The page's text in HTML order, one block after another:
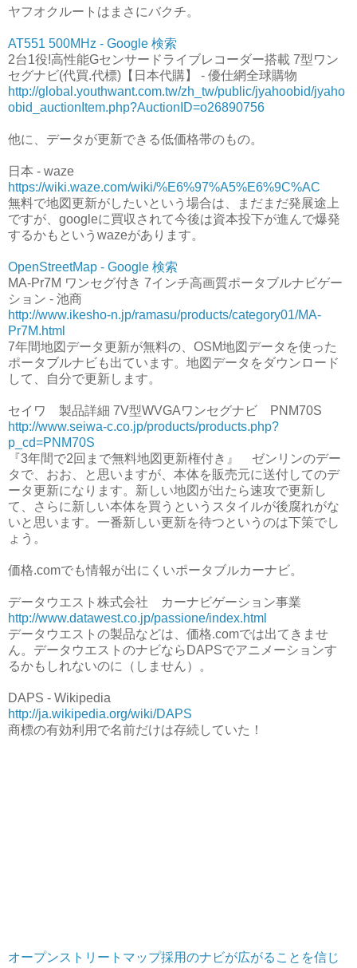
ヤフオクルートはまさにバクチ。
AT551 500MHz - Google 検索
2台1役!高性能Gセンサードライブレコーダー搭載 7型ワン
セグナビ(代買.代標)【日本代購】 - 優仕網全球購物
http://global.youthwant.com.tw/zh_tw/public/jyahoobid/jyaho
obid_auctionItem.php?AuctionID=o26890756
他に、データが更新できる低価格帯のもの。
日本 - waze
https://wiki.waze.com/wiki/%E6%97%A5%E6%9C%AC
無料で地図更新がしたいという場合は、まだまだ発展途上
ですが、googleに買収されて今後は資本投下が進んで爆発
するかもというwazeがあります。
OpenStreetMap - Google 検索
MA-Pr7M ワンセグ付き 7インチ高画質ポータブルナビゲー
ション - 池商
http://www.ikesho-n.jp/ramasu/products/category01/MA-
Pr7M.html
7年間地図データ更新が無料の、OSM地図データを使った
ポータブルナビも出ています。地図データをダウンロード
して、自分で更新します。
セイワ 製品詳細 7V型WVGAワンセグナビ PNM70S
http://www.seiwa-c.co.jp/products/products.php?
p_cd=PNM70S
『3年間で2回まで無料地図更新権付き』 ゼンリンのデー
タで、おお、と思いますが、本体を販売元に送付してのデ
ータ更新になります。新しい地図が出たら速攻で更新し
て、さらに新しい本体を買うというスタイルが後腐れがな
いと思います。一番新しい更新を待つというのは下策でし
ょう。
価格.comでも情報が出にくいポータブルカーナビ。
データウエスト株式会社 カーナビゲーション事業
http://www.datawest.co.jp/passione/index.html
データウエストの製品などは、価格.comでは出てきませ
ん。データウエストのナビならDAPSでアニメーションす
るかもしれないのに（しません）。
DAPS - Wikipedia
http://ja.wikipedia.org/wiki/DAPS
商標の有効利用で名前だけは存続していた！
オープンストリートマップ採用のナビが広がることを信じ